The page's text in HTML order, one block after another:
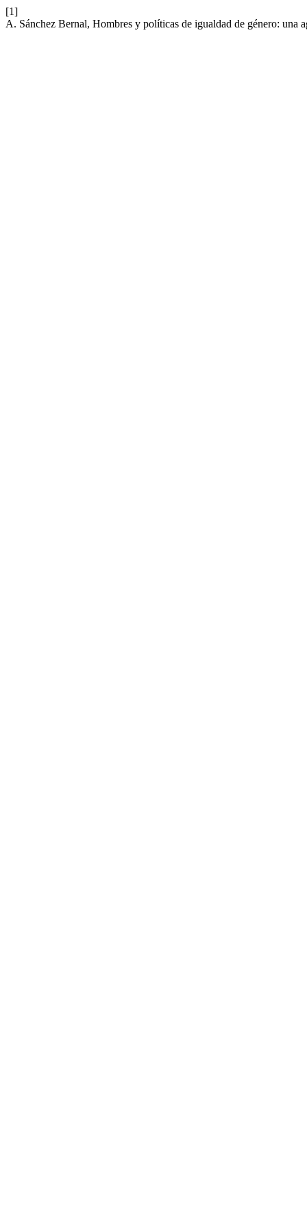
[1]
A. Sánchez Bernal, Hombres y políticas de igualdad de género: una